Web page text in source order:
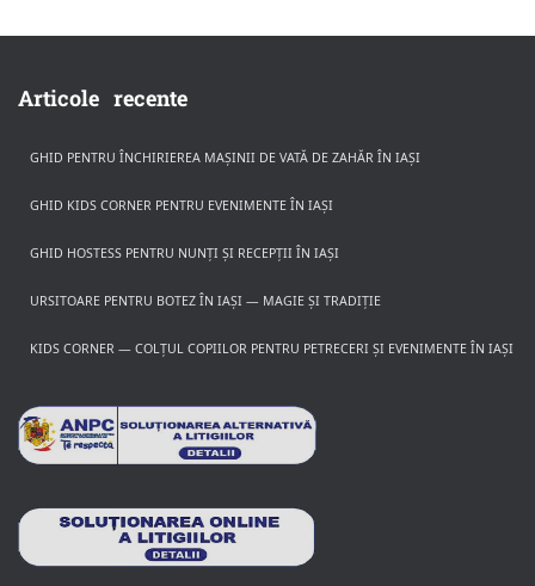
Articole recente
GHID PENTRU ÎNCHIRIEREA MAȘINII DE VATĂ DE ZAHĂR ÎN IAȘI
GHID KIDS CORNER PENTRU EVENIMENTE ÎN IAȘI
GHID HOSTESS PENTRU NUNȚI ȘI RECEPȚII ÎN IAȘI
URSITOARE PENTRU BOTEZ ÎN IAȘI — MAGIE ȘI TRADIȚIE
KIDS CORNER — COLȚUL COPIILOR PENTRU PETRECERI ȘI EVENIMENTE ÎN IAȘI